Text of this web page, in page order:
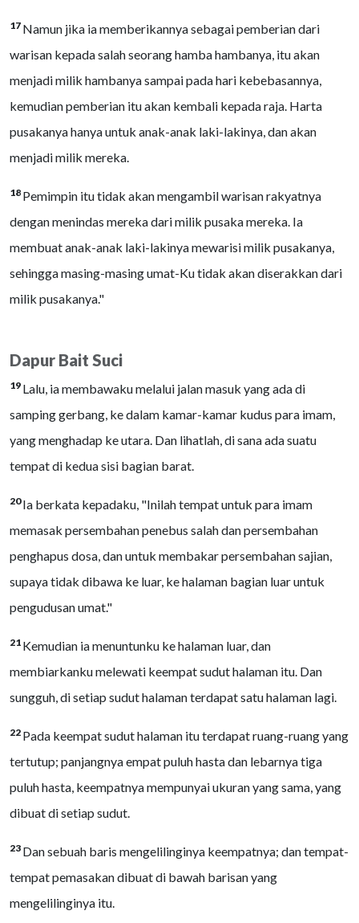
17 Namun jika ia memberikannya sebagai pemberian dari
warisan kepada salah seorang hamba hambanya, itu akan
menjadi milik hambanya sampai pada hari kebebasannya,
kemudian pemberian itu akan kembali kepada raja. Harta
pusakanya hanya untuk anak-anak laki-lakinya, dan akan
menjadi milik mereka.
18 Pemimpin itu tidak akan mengambil warisan rakyatnya
dengan menindas mereka dari milik pusaka mereka. Ia
membuat anak-anak laki-lakinya mewarisi milik pusakanya,
sehingga masing-masing umat-Ku tidak akan diserakkan dari
milik pusakanya."
Dapur Bait Suci
19 Lalu, ia membawaku melalui jalan masuk yang ada di
samping gerbang, ke dalam kamar-kamar kudus para imam,
yang menghadap ke utara. Dan lihatlah, di sana ada suatu
tempat di kedua sisi bagian barat.
20Ia berkata kepadaku, "Inilah tempat untuk para imam
memasak persembahan penebus salah dan persembahan
penghapus dosa, dan untuk membakar persembahan sajian,
supaya tidak dibawa ke luar, ke halaman bagian luar untuk
pengudusan umat."
21 Kemudian ia menuntunku ke halaman luar, dan
membiarkanku melewati keempat sudut halaman itu. Dan
sungguh, di setiap sudut halaman terdapat satu halaman lagi.
22 Pada keempat sudut halaman itu terdapat ruang-ruang yang
tertutup; panjangnya empat puluh hasta dan lebarnya tiga
puluh hasta, keempatnya mempunyai ukuran yang sama, yang
dibuat di setiap sudut.
23 Dan sebuah baris mengelilinginya keempatnya; dan tempat-
tempat pemasakan dibuat di bawah barisan yang
mengelilinginya itu.